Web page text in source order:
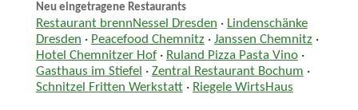
Neu eingetragene Restaurants
Restaurant brennNessel Dresden · Lindenschänke
Dresden · Peacefood Chemnitz· Janssen Chemnitz·
Hotel Chemnitzer Hof· Ruland Pizza Pasta Vino·
Gasthaus im Stiefel · Zentral Restaurant Bochum ·
Schnitzel Fritten Werkstatt· Riegele WirtsHaus